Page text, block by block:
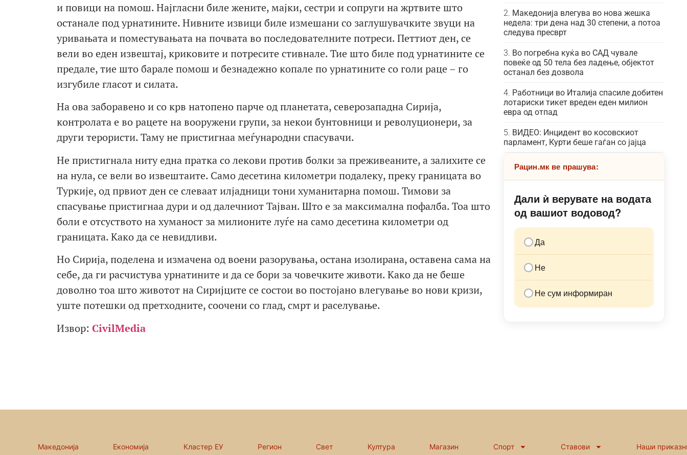
и повици на помош. Најгласни биле жените, мајки, сестри и сопруги на жртвите што
останале под урнатините. Нивните извици биле измешани со заглушувачките звуци на
уривањата и поместувањата на почвата во последователните потреси. Петтиот ден, се
вели во еден извештај, криковите и потресите стивнале. Тие што биле под урнатините се
предале, тие што барале помош и безнадежно копале по урнатините со голи раце – го
изгубиле гласот и силата.
На ова заборавено и со крв натопено парче од планетата, северозападна Сирија,
контролата е во рацете на вооружени групи, за некои бунтовници и револуционери, за
други терористи. Таму не пристигнаа меѓународни спасувачи.
Не пристигнала ниту една пратка со лекови против болки за преживеаните, а залихите се
на нула, се вели во извештаите. Само десетина километри подалеку, преку границата во
Туркије, од првиот ден се слеваат илјадници тони хуманитарна помош. Тимови за
спасување пристигнаа дури и од далечниот Тајван. Што е за максимална пофалба. Тоа што
боли е отсуството на хуманост за милионите луѓе на само десетина километри од
границата. Како да се невидливи.
Но Сирија, поделена и измачена од воени разорувања, остана изолирана, оставена сама на
себе, да ги расчистува урнатините и да се бори за човечките животи. Како да не беше
доволно тоа што животот на Сиријците се состои во постојано влегување во нови кризи,
уште потешки од претходните, соочени со глад, смрт и раселување.
Извор: CivilMedia
Македонија влегува во нова жешка
недела: три дена над 30 степени, а потоа
следува пресврт
Во погребна куќа во САД чувале
повеќе од 50 тела без ладење, објектот
останал без дозвола
Работници во Италија спасиле добитен
лотариски тикет вреден еден милион
евра од отпад
ВИДЕО: Инцидент во косовскиот
парламент, Курти беше гаѓан со јајца
Рацин.мк ве прашува:
Дали ѝ верувате на водата
од вашиот водовод?
Да
Не
Не сум информиран
Македонија Економија Кластер ЕУ Регион Свет Култура Магазин Спорт Ставови Наши